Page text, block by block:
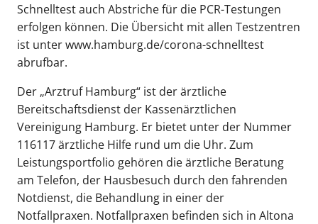
Schnelltest auch Abstriche für die PCR-Testungen
erfolgen können. Die Übersicht mit allen Testzentren
ist unter www.hamburg.de/corona-schnelltest
abrufbar.
Der „Arztruf Hamburg“ ist der ärztliche
Bereitschaftsdienst der Kassenärztlichen
Vereinigung Hamburg. Er bietet unter der Nummer
116117 ärztliche Hilfe rund um die Uhr. Zum
Leistungsportfolio gehören die ärztliche Beratung
am Telefon, der Hausbesuch durch den fahrenden
Notdienst, die Behandlung in einer der
Notfallpraxen. Notfallpraxen befinden sich in Altona